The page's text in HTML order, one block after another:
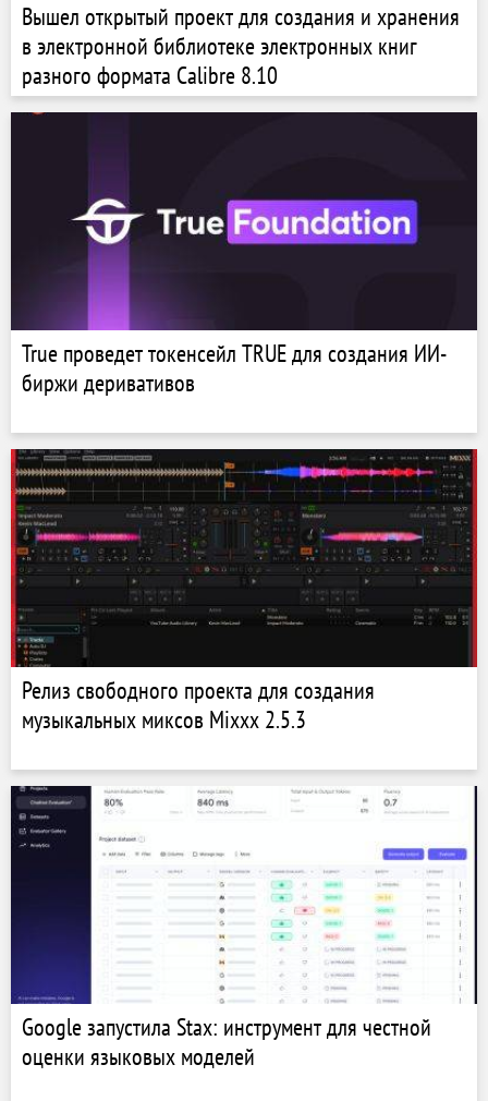
Вышел открытый проект для создания и хранения
в электронной библиотеке электронных книг
разного формата Calibre 8.10
True проведет токенсейл TRUE для создания ИИ-
биржи деривативов
Релиз свободного проекта для создания
музыкальных миксов Mixxx 2.5.3
Google запустила Stax: инструмент для честной
оценки языковых моделей